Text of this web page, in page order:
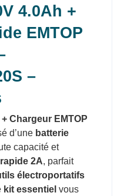
4.0Ah +
EMTOP
–
Chargeur EMTOP
d’une batterie
capacité et
2A, parfait
électroportatifs
kit essentiel vous